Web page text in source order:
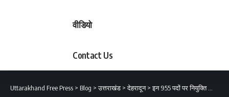
वीडियो
Contact Us
Uttarakhand Free Press > Blog >उत्तराखंड >देहरादून>इन 955 पदों पर नियुक्ति को मिली मंजूरी, भर्ती को रहें तैयार